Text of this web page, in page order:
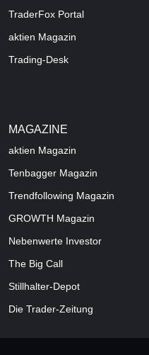
TraderFox Portal
aktien Magazin
Trading-Desk
MAGAZINE
aktien Magazin
Tenbagger Magazin
Trendfollowing Magazin
GROWTH Magazin
Nebenwerte Investor
The Big Call
Stillhalter-Depot
Die Trader-Zeitung